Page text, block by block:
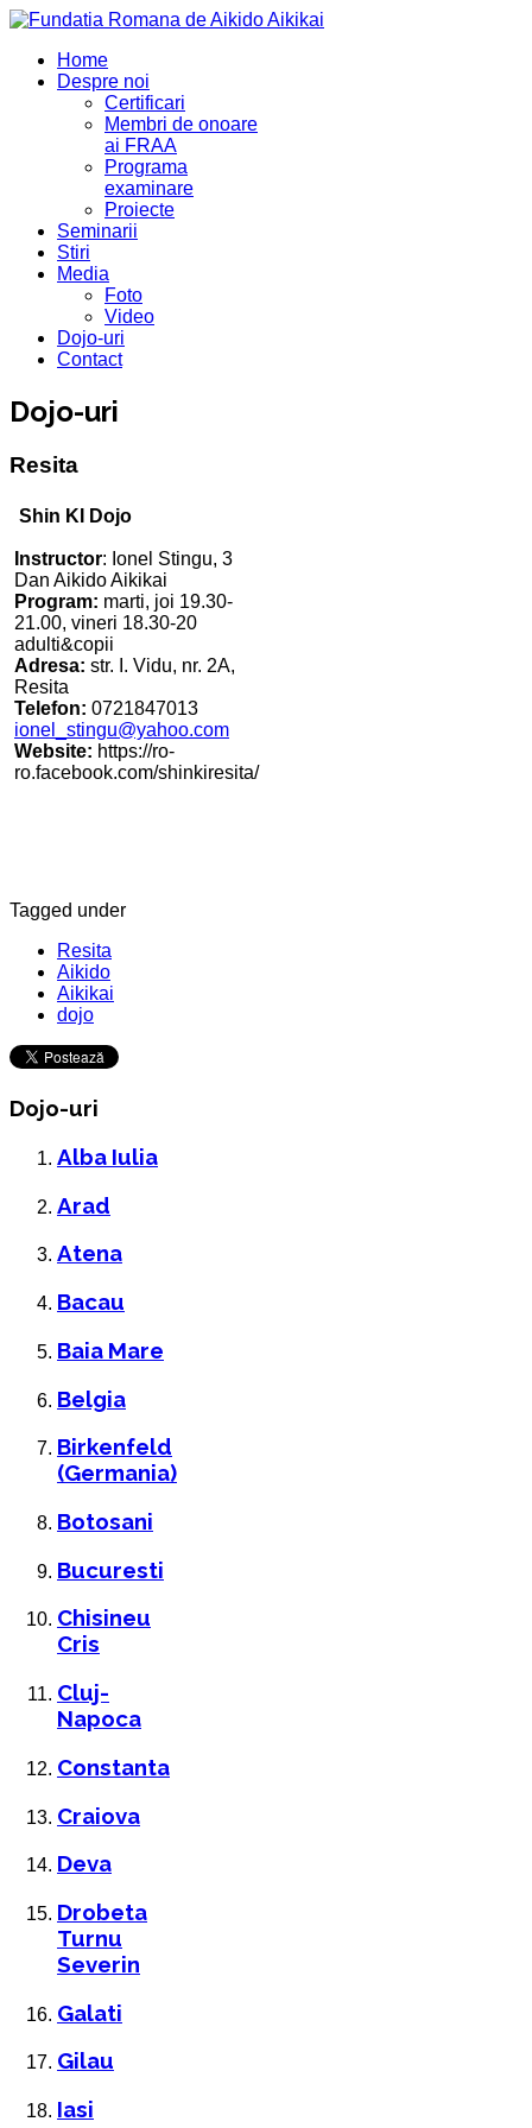
Home
Despre noi
Certificari
Membri de onoare
ai FRAA
Programa
examinare
Proiecte
Seminarii
Stiri
Media
Foto
Video
Dojo-uri
Contact
Dojo-uri
Resita
Shin KI Dojo
Instructor: Ionel Stingu, 3
Dan Aikido Aikikai
Program: marti, joi 19.30-
21.00, vineri 18.30-20
adulti&copii
Adresa: str. I. Vidu, nr. 2A,
Resita
Telefon: 0721847013
ionel_stingu@yahoo.com
Website: https://ro-
ro.facebook.com/shinkiresita/
Tagged under
Resita
Aikido
Aikikai
dojo
Dojo-uri
Alba Iulia
Arad
Atena
Bacau
Baia Mare
Belgia
Birkenfeld
(Germania)
Botosani
Bucuresti
Chisineu
Cris
Cluj-
Napoca
Constanta
Craiova
Deva
Drobeta
Turnu
Severin
Galati
Gilau
Iasi